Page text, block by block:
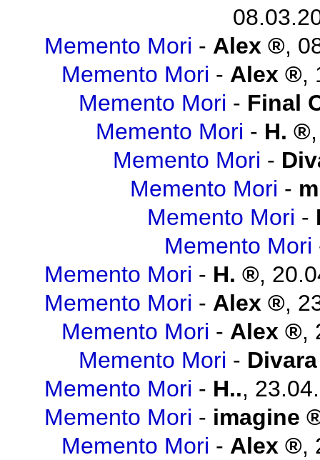
Memento Mori - Alex ,
Memento Mori - Alex ,
Memento Mori - Final
Memento Mori - H.
Memento Mori -
Memento Mori -
Memento Mori -
Memento Mori
Memento Mori - H. ,
Memento Mori - Alex ,
Memento Mori - Alex ,
Memento Mori - Divara
Memento Mori - H..,
Memento Mori - imagine
Memento Mori - Alex ,